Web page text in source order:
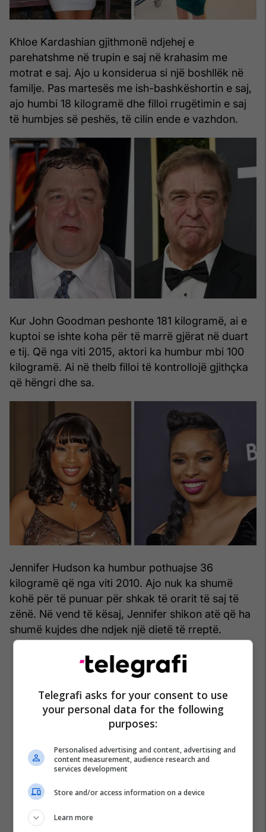
Khloe Kardashian gjithmonë ndjehej e
parehatshme në trupin e saj në krahasim me
motrat e saj. Ajo u konsiderua si një boshllëk në
familje. Pas martesës me ish-bashkëshortin e saj,
ajo humbi 18 kilogramë dhe filloi rrugëtimin e saj
të humbjes së peshës, të cilin ende e vazhdon.
Kur John Goodman peshonte 181 kilogramë, ai e
kuptoi se ishte koha për të marrë gjërat në duart
e tij. Që nga viti 2015, aktori ka humbur mbi 100
kilogramë. Ai në thelb filloi të kontrollojë gjithçka
që hëngri dhe sa.
Jennifer Hudson ka humbur pothuajse 36
kilogramë që nga viti 2010. Ajo nuk ka shumë
kohë për të punuar për shkak të orarit të saj të
zënë. Në vend të kësaj, Jennifer shikon atë që ha
shumë kujdes dhe ndjek një dietë të rreptë.
Telegrafi asks for your consent to use
your personal data for the following
purposes:
Personalised advertising and content, advertising and
content measurement, audience research and
services development
Store and/or access information on a device
Learn more